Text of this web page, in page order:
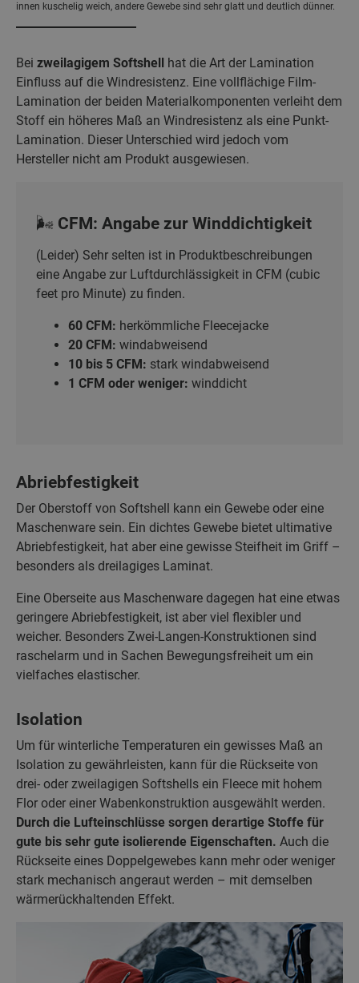
innen kuschelig weich, andere Gewebe sind sehr glatt und deutlich dünner.
Bei zweilagigem Softshell
hat die Art der Lamination
Einfluss auf die Windresistenz. Eine vollflächige Film-
Lamination der beiden Materialkomponenten verleiht dem
Stoff ein höheres Maß an Windresistenz als eine Punkt-
Lamination. Dieser Unterschied wird jedoch vom
Hersteller nicht am Produkt ausgewiesen.
🌬️ CFM: Angabe zur Winddichtigkeit
(Leider) Sehr selten ist in Produktbeschreibungen
eine Angabe zur Luftdurchlässigkeit in CFM (cubic
feet pro Minute) zu finden.
60 CFM: herkömmliche Fleecejacke
20 CFM: windabweisend
10 bis 5 CFM: stark windabweisend
1 CFM oder weniger: winddicht
Abriebfestigkeit
Der Oberstoff von Softshell kann ein Gewebe oder eine
Maschenware sein. Ein dichtes Gewebe bietet ultimative
Abriebfestigkeit, hat aber eine gewisse Steifheit im Griff –
besonders als dreilagiges Laminat.
Eine Oberseite aus Maschenware dagegen hat eine etwas
geringere Abriebfestigkeit, ist aber viel flexibler und
weicher. Besonders Zwei-Langen-Konstruktionen sind
raschelarm und in Sachen Bewegungsfreiheit um ein
vielfaches elastischer.
Isolation
Um für winterliche Temperaturen ein gewisses Maß an
Isolation zu gewährleisten, kann für die Rückseite von
drei- oder zweilagigen Softshells ein Fleece mit hohem
Flor oder einer Wabenkonstruktion ausgewählt werden.
Durch die Lufteinschlüsse sorgen derartige Stoffe für
gute bis sehr gute isolierende Eigenschaften. Auch die
Rückseite eines Doppelgewebes kann mehr oder weniger
stark mechanisch angeraut werden – mit demselben
wärmerückhaltenden Effekt.